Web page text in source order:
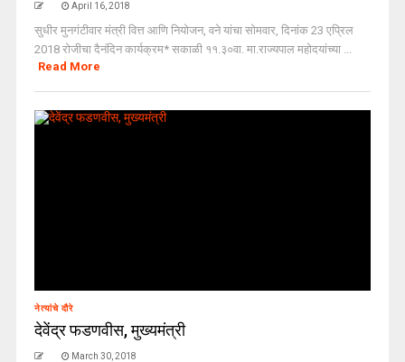
April 16, 2018
सुधीर मुनगंटीवार मंत्री वित्त आणि नियोजन, वने यांचा सोमवार, दिनांक 23 एप्रिल
2018 रोजीचा दैनंदिन कार्यक्रम* सकाळी ११.३०वा. मा.राज्यपाल महोदयांच्या ...
Read More
नेत्यांचे दौरे
देवेंद्र फडणवीस, मुख्यमंत्री
March 30, 2018